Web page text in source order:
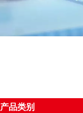
产品类别